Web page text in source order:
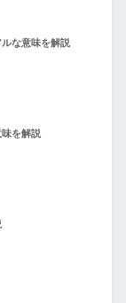
な意味を解説
を解説